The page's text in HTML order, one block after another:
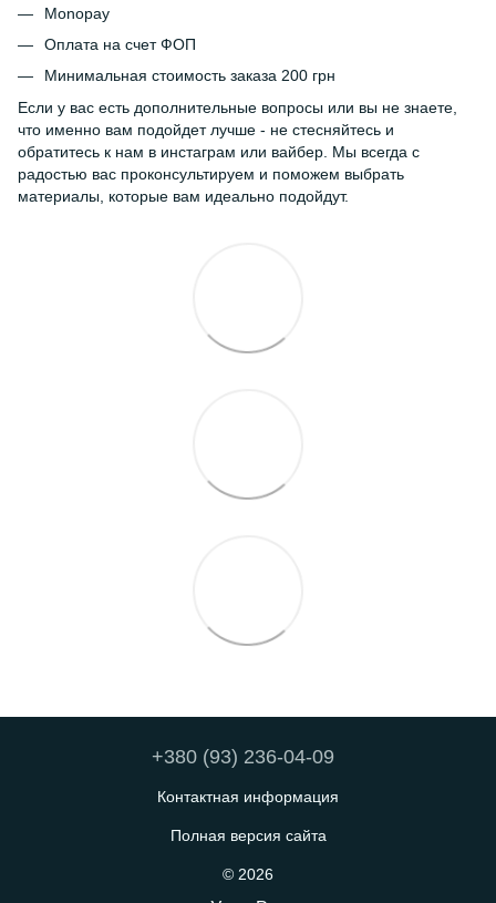
Monopay
Оплата на счет ФОП
Минимальная стоимость заказа 200 грн
Если у вас есть дополнительные вопросы или вы не знаете,
что именно вам подойдет лучше - не стесняйтесь и
обратитесь к нам в инстаграм или вайбер. Мы всегда с
радостью вас проконсультируем и поможем выбрать
материалы, которые вам идеально подойдут.
+380 (93) 236-04-09
Контактная информация
Полная версия сайта
© 2026